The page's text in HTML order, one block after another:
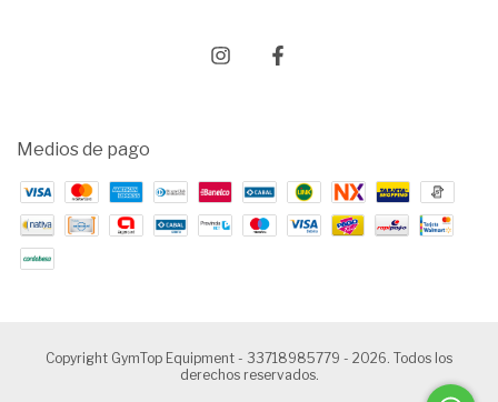
Medios de pago
Copyright GymTop Equipment - 33718985779 - 2026. Todos los
derechos reservados.